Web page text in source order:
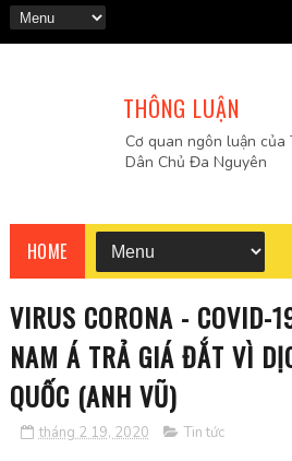
THÔNG LUẬN
Cơ quan ngôn luận của
Dân Chủ Đa Nguyên
HOME
VIRUS CORONA - COVID-
NAM Á TRẢ GIÁ ĐẮT VÌ
QUỐC (ANH VŨ)
tháng 2 19, 2020 Tin tức